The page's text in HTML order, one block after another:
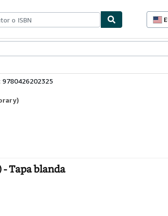
9780426202325
Tapa blanda